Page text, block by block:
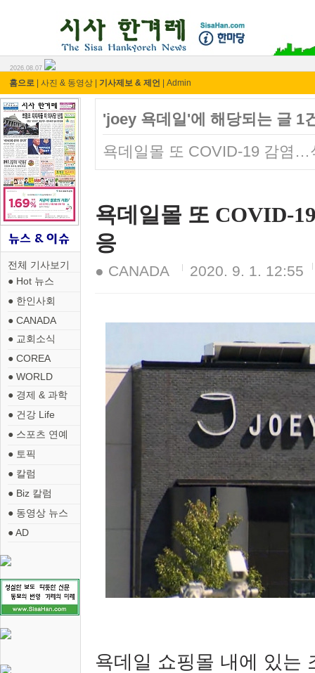
2026.08.07
홈으로 사진 & 동영상 기사제보 & 제언 Admin
전체 기사보기
● Hot 뉴스
● 한인사회
● CANADA
● 교회소식
● COREA
● WORLD
● 경제 & 과학
● 건강 Life
● 스포츠 연예
● 토픽
● 칼럼
● Biz 칼럼
● 동영상 뉴스
● AD
'joey 욕데일'에 해당되는 글 1
욕데일몰 또 COVID-19 감염…
욕데일몰 또 COVID-
응
● CANADA 2020. 9. 1. 12:55
욕데일 쇼핑몰 내에 있는